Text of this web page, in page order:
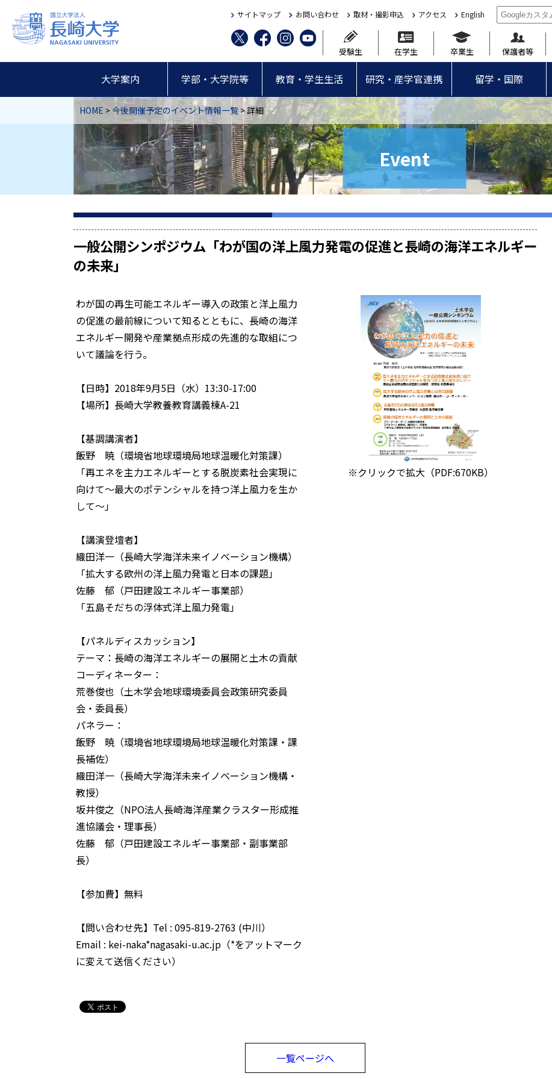
サイトマップ お問い合わせ 取材・撮影申込 アクセス English
受験生 在学生 卒業生 保護者等
大学案内 学部・大学院等 教育・学生生活 研究・産学官連携 留学・国際
HOME >今後開催予定のイベント情報一覧> 詳細
Event
一般公開シンポジウム「わが国の洋上風力発電の促進と長崎の海洋エネルギー
の未来」
わが国の再生可能エネルギー導入の政策と洋上風力
の促進の最前線について知るとともに、長崎の海洋
エネルギー開発や産業拠点形成の先進的な取組につ
いて議論を行う。
【日時】2018年9月5日（水）13:30-17:00
【場所】長崎大学教養教育講義棟A-21
【基調講演者】
飯野 暁（環境省地球環境局地球温暖化対策課）
「再エネを主力エネルギーとする脱炭素社会実現に
向けて〜最大のポテンシャルを持つ洋上風力を生か
して〜」
【講演登壇者】
織田洋一（長崎大学海洋未来イノベーション機構）
「拡大する欧州の洋上風力発電と日本の課題」
佐藤 郁（戸田建設エネルギー事業部）
「五島そだちの浮体式洋上風力発電」
【パネルディスカッション】
テーマ：長崎の海洋エネルギーの展開と土木の貢献
コーディネーター：
荒巻俊也（土木学会地球環境委員会政策研究委員
会・委員長）
パネラー：
飯野 暁（環境省地球環境局地球温暖化対策課・課
長補佐）
織田洋一（長崎大学海洋未来イノベーション機構・
教授）
坂井俊之（NPO法人長崎海洋産業クラスター形成推
進協議会・理事長）
佐藤 郁（戸田建設エネルギー事業部・副事業部
長）
【参加費】無料
【問い合わせ先】Tel : 095-819-2763 (中川）
Email : kei-naka*nagasaki-u.ac.jp（*をアットマーク
に変えて送信ください）
※クリックで拡大（PDF:670KB）
一覧ページへ